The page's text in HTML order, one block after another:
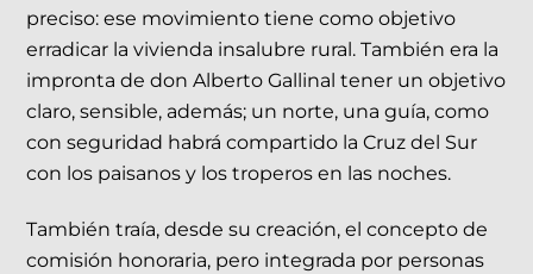
preciso: ese movimiento tiene como objetivo
erradicar la vivienda insalubre rural. También era la
impronta de don Alberto Gallinal tener un objetivo
claro, sensible, además; un norte, una guía, como
con seguridad habrá compartido la Cruz del Sur
con los paisanos y los troperos en las noches.
También traía, desde su creación, el concepto de
comisión honoraria, pero integrada por personas